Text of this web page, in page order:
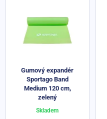
Gumový expandér
Sportago Band
Medium 120 cm,
zelený
Skladem